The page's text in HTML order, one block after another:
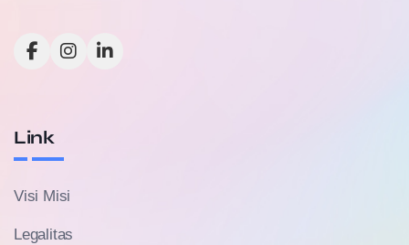
Link
Visi Misi
Legalitas